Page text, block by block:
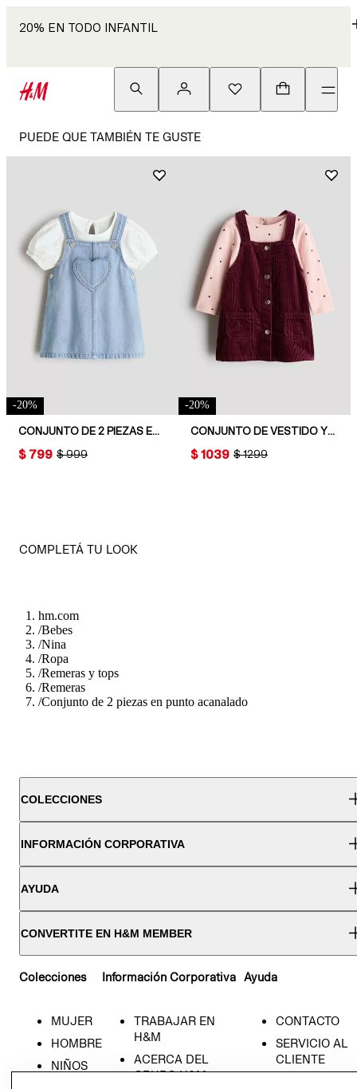
20% EN TODO INFANTIL
PUEDE QUE TAMBIÉN TE GUSTE
-20%
CONJUNTO DE 2 PIEZAS EN ALGODÓN
ORIGINAL PRICE:
$ 999
PRICE:
$ 799
-20%
CONJUNTO DE VESTIDO Y REMERA
ORIGINAL PRICE:
$ 1299
PRICE:
$ 1039
COMPLETÁ TU LOOK
hm.com
/Bebes
/Nina
/Ropa
/Remeras y tops
/Remeras
/Conjunto de 2 piezas en punto acanalado
COLECCIONES
INFORMACIÓN CORPORATIVA
AYUDA
CONVERTITE EN H&M MEMBER
Colecciones
MUJER
HOMBRE
NIÑOS
Información Corporativa
TRABAJAR EN
H&M
ACERCA DEL
GRUPO H&M
Ayuda
CONTACTO
SERVICIO AL
CLIENTE